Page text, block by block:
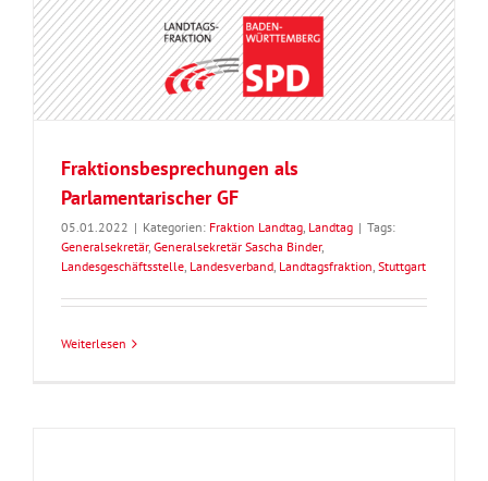
Fraktionsbesprechungen als
Parlamentarischer GF
05.01.2022 | Kategorien: Fraktion Landtag, Landtag | Tags:
Generalsekretär, Generalsekretär Sascha Binder,
Landesgeschäftsstelle, Landesverband, Landtagsfraktion, Stuttgart
Weiterlesen